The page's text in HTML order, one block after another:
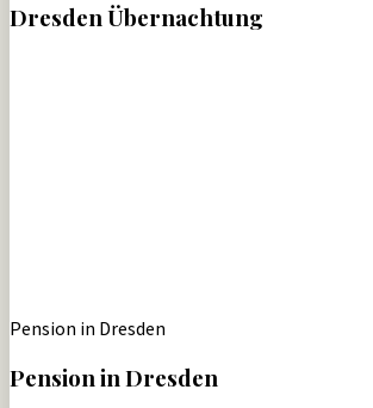
Dresden Übernachtung
Pension in Dresden
Pension in Dresden